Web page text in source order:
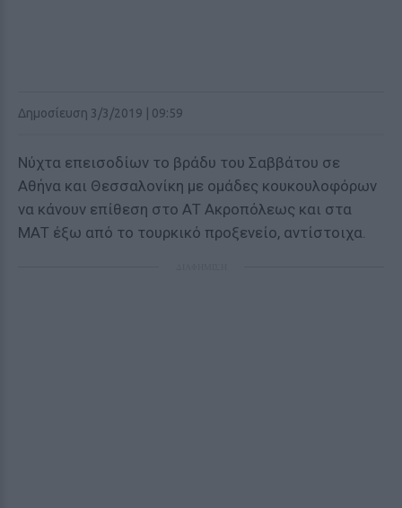
Δημοσίευση 3/3/2019 | 09:59
Νύχτα επεισοδίων το βράδυ του Σαββάτου σε
Αθήνα και Θεσσαλονίκη με ομάδες κουκουλοφόρων
να κάνουν επίθεση στο ΑΤ Ακροπόλεως και στα
ΜΑΤ έξω από το τουρκικό προξενείο, αντίστοιχα.